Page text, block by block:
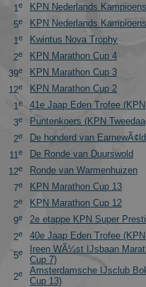
1e
KPN Nederlands
5e
KPN Nederlands
1e
Kwintus Nova Trophy
2e
KPN Marathon Cup 4
39e
KPN Marathon Cup 3
12e
KPN Marathon Cup 2
1e
41e Jaap Eden Trofee
3e
Puntenkoers (KPN
2e
De honderd van EarnewÃ¢ld
11e
De Ronde van Duurswold
12e
Ronde van Warmenhuizen
7e
KPN Marathon Cup 13
2e
KPN Marathon Cup 12
9e
2e etappe KPN Super
2e
40e Jaap Eden Trofee
5e
Ireen WÃ¼st IJsbaan
Cup 7)
2e
Amsterdamsche IJsclub
Cup 13)
Google LLC
.schaatspeloton.nl
_ga_FJW480MXR8
.schaatspeloton.nl